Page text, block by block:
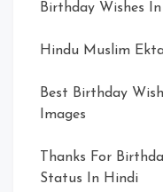
Birthday Wishes
Hindu Muslim
Best Birthday
Images
Thanks For
Status In Hindi